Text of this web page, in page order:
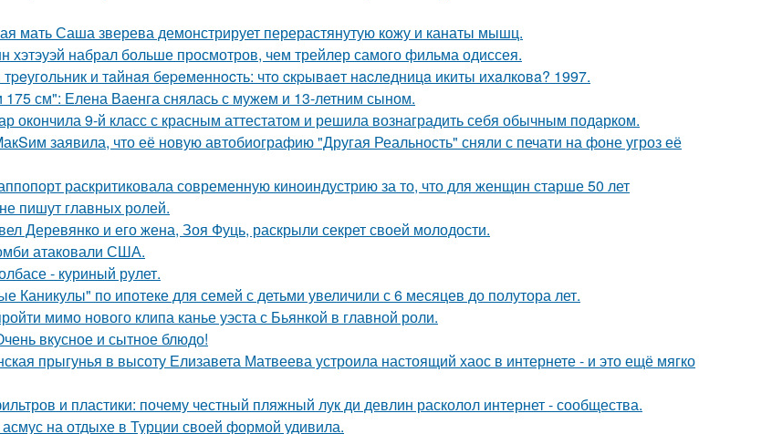
мать Саша зверева демонстрирует перерастянутую кожу и канаты мышц.
хэтэуэй набрал больше просмотров, чем трейлер самого фильма одиссея.
и тaйнaя бepeмeннocть: чтo cкpывaeт нacлeдницa икиты ихaлкoвa? 1997.
175 см": Елена Ваенга снялась с мужем и 13-летним сыном.
окончила 9-й класс с красным аттестатом и решила вознаградить себя обычным подарком.
заявила, что её новую автобиографию "Другая Реальность" сняли с печати на фоне угроз её
раскритиковала современную киноиндустрию за то, что для женщин старше 50 лет
пишут главных ролей.
Деревянко и его жена, Зоя Фуць, раскрыли секрет своей молодости.
атаковали США.
- куриный рулет.
Каникулы" по ипотеке для семей с детьми увеличили с 6 месяцев до полутора лет.
мимо нового клипа канье уэста с Бьянкой в главной роли.
вкусное и сытное блюдо!
прыгунья в высоту Елизавета Матвеева устроила настоящий хаос в интернете - и это ещё мягко
и пластики: почему честный пляжный лук ди девлин расколол интернет - сообщества.
асмус на отдыхе в Турции своей формой удивила.